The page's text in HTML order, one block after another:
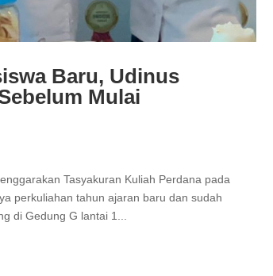
Baru, Udinus
Mulai
Tasyakuran Kuliah Perdana pada
perkuliahan tahun ajaran baru dan sudah
di Gedung G lantai 1...